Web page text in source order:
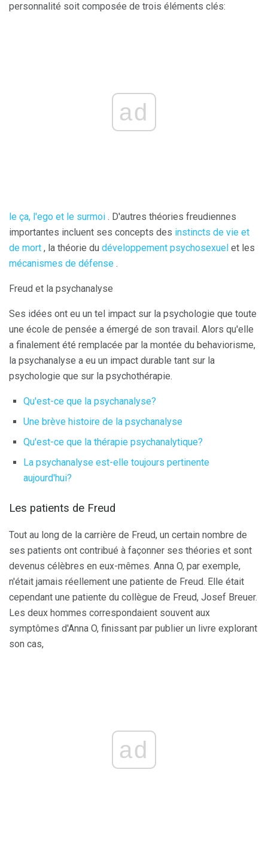
personnalité soit composée de trois éléments clés:
ad
le ça, l'ego et le surmoi . D'autres théories freudiennes
importantes incluent ses concepts des instincts de vie et
de mort , la théorie du développement psychosexuel et les
mécanismes de défense .
Freud et la psychanalyse
Ses idées ont eu un tel impact sur la psychologie que toute
une école de pensée a émergé de son travail. Alors qu'elle
a finalement été remplacée par la montée du behaviorisme,
la psychanalyse a eu un impact durable tant sur la
psychologie que sur la psychothérapie.
Qu'est-ce que la psychanalyse?
Une brève histoire de la psychanalyse
Qu'est-ce que la thérapie psychanalytique?
La psychanalyse est-elle toujours pertinente
aujourd'hui?
Les patients de Freud
Tout au long de la carrière de Freud, un certain nombre de
ses patients ont contribué à façonner ses théories et sont
devenus célèbres en eux-mêmes. Anna O, par exemple,
n'était jamais réellement une patiente de Freud. Elle était
cependant une patiente du collègue de Freud, Josef Breuer.
Les deux hommes correspondaient souvent aux
symptômes d'Anna O, finissant par publier un livre explorant
son cas,
ad